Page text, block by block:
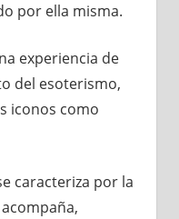
por ella misma.
experiencia de
del esoterismo,
iconos como
caracteriza por la